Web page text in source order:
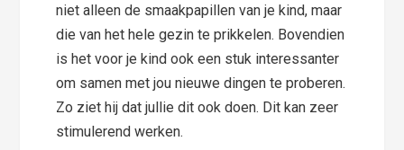
niet alleen de smaakpapillen van je kind, maar
die van het hele gezin te prikkelen. Bovendien
is het voor je kind ook een stuk interessanter
om samen met jou nieuwe dingen te proberen.
Zo ziet hij dat jullie dit ook doen. Dit kan zeer
stimulerend werken.